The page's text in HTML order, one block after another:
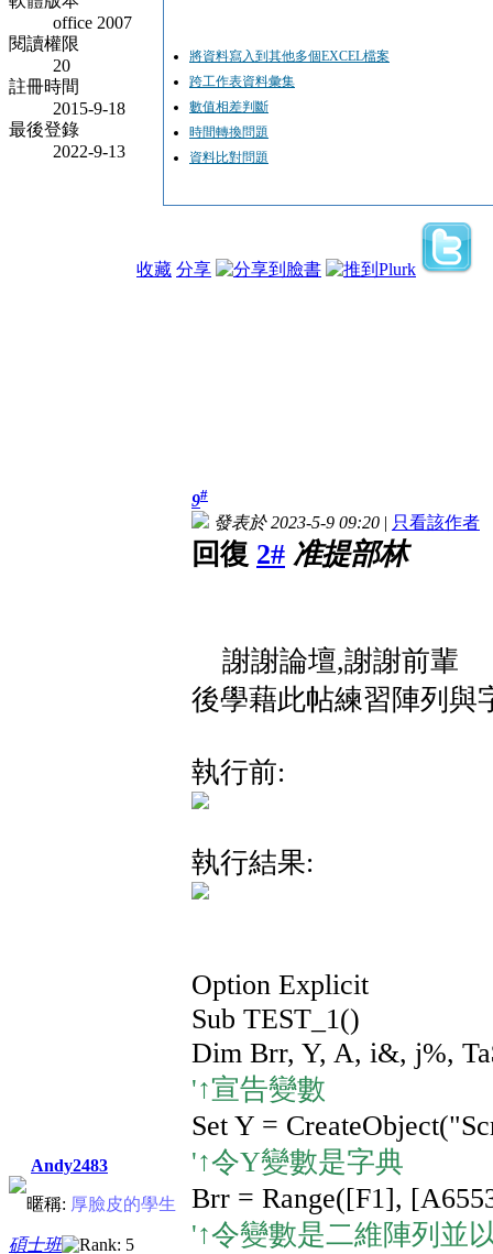
office 2007
閱讀權限
20
註冊時間
2015-9-18
最後登錄
2022-9-13
將資料寫入到其他多個EXCEL檔案
跨工作表資料彙集
數值相差判斷
時間轉換問題
資料比對問題
收藏 分享
Andy2483
暱稱: 厚臉皮的學生
碩士班
9#
發表於 2023-5-9 09:20 | 只看該作者
回復 2# 准提部林
謝謝論壇,謝謝前輩
後學藉此帖練習陣列與
執行前:
執行結果:
Option Explicit
Sub TEST_1()
Dim Brr, Y, A, i&, j%,
'↑宣告變數
Set Y =
'↑令Y變數是字典
Brr = Range([F1],
'↑令變數是二維陣列並